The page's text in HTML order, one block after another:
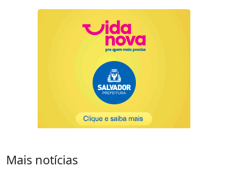
Mais notícias